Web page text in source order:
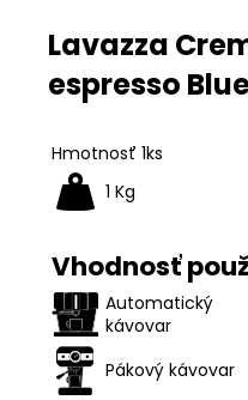
Lavazza
espresso
Hmotnosť 1ks
1 Kg
Vhodnosť
Automatický
kávovar
Pákový kávovar